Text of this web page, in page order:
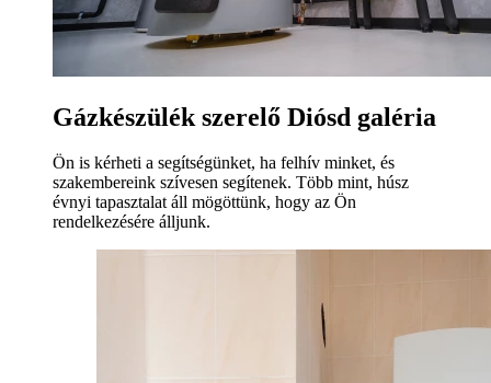
Gázkészülék szerelő Diósd galéria
Ön is kérheti a segítségünket, ha felhív minket, és
szakembereink szívesen segítenek. Több mint, húsz
évnyi tapasztalat áll mögöttünk, hogy az Ön
rendelkezésére álljunk.